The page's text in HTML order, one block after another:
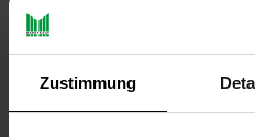
Zustimmung
Ja, ich möchte ein Altgerät